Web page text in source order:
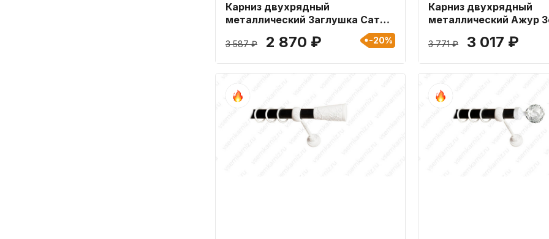
Карниз двухрядный
металлический Заглушка Сатин
3 587 ₽ 2 870 ₽ -20%
Карниз двухрядный
металлический Ажур
3 771 ₽ 3 017 ₽